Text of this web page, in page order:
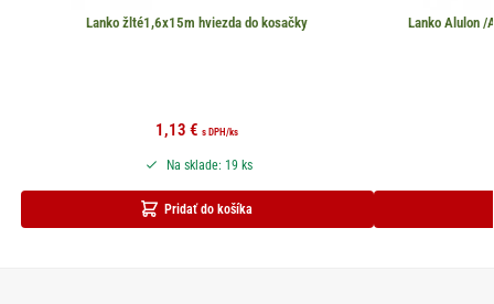
Lanko žlté1,6x15m hviezda do kosačky
1,13€ s DPH/ks
Pridať do košíka
Na sklade: 19 ks
Lanko Alulon /